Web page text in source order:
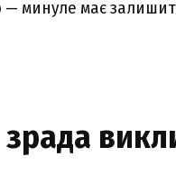
— минуле має